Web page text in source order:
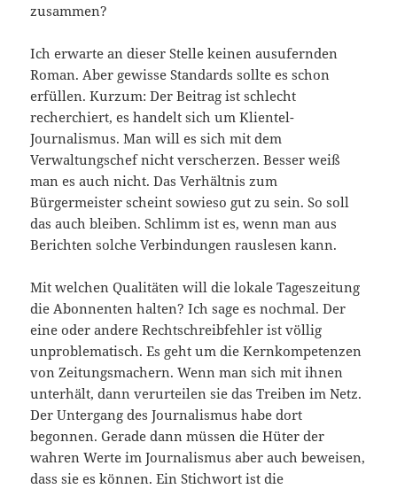
zusammen?
Ich erwarte an dieser Stelle keinen ausufernden
Roman. Aber gewisse Standards sollte es schon
erfüllen. Kurzum: Der Beitrag ist schlecht
recherchiert, es handelt sich um Klientel-
Journalismus. Man will es sich mit dem
Verwaltungschef nicht verscherzen. Besser weiß
man es auch nicht. Das Verhältnis zum
Bürgermeister scheint sowieso gut zu sein. So soll
das auch bleiben. Schlimm ist es, wenn man aus
Berichten solche Verbindungen rauslesen kann.
Mit welchen Qualitäten will die lokale Tageszeitung
die Abonnenten halten? Ich sage es nochmal. Der
eine oder andere Rechtschreibfehler ist völlig
unproblematisch. Es geht um die Kernkompetenzen
von Zeitungsmachern. Wenn man sich mit ihnen
unterhält, dann verurteilen sie das Treiben im Netz.
Der Untergang des Journalismus habe dort
begonnen. Gerade dann müssen die Hüter der
wahren Werte im Journalismus aber auch beweisen,
dass sie es können. Ein Stichwort ist die